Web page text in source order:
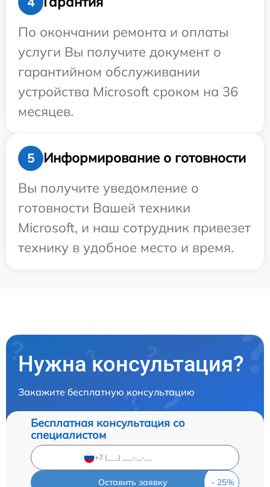
По окончании ремонта и оплаты
услуги Вы получите документ о
гарантийном обслуживании
устройства Microsoft сроком на 36
месяцев.
5
Информирование о готовности
Вы получите уведомление о
готовности Вашей техники
Microsoft, и наш сотрудник привезет
технику в удобное место и время.
Нужна консультация?
Закажите бесплатную консультацию
Бесплатная консультация со
специалистом
Оставить заявку